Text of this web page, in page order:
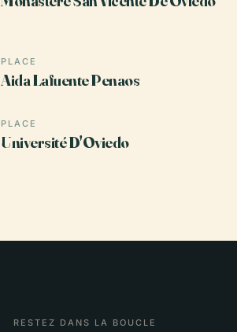
PLACE
Aida Lafuente Penaos
PLACE
Université D'Oviedo
RESTEZ DANS LA BOUCLE